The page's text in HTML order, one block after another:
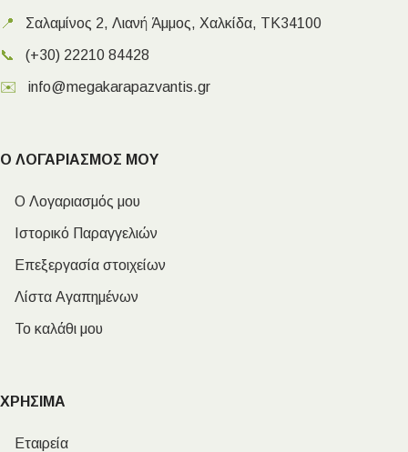
📍 Σαλαμίνος 2, Λιανή Άμμος, Χαλκίδα, ΤΚ34100
📞 (+30) 22210 84428
✉️ info@megakarapazvantis.gr
Ο ΛΟΓΑΡΙΑΣΜΟΣ ΜΟΥ
Ο Λογαριασμός μου
Ιστορικό Παραγγελιών
Επεξεργασία στοιχείων
Λίστα Αγαπημένων
Το καλάθι μου
ΧΡΗΣΙΜΑ
Εταιρεία